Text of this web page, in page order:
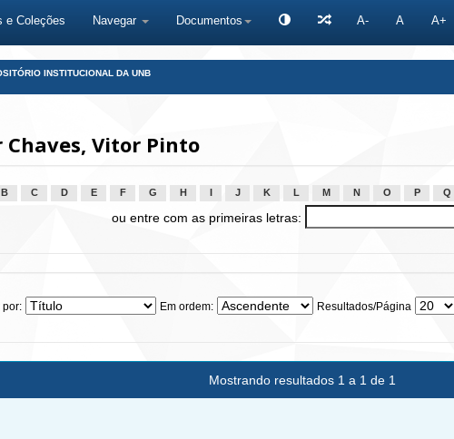
e Coleções Navegar Documentos A- A A+
INSTITUCIONAL DA UNB
Vitor Pinto
B C D E F G H J K L M N O P Q
ou entre com as primeiras letras:
por: Em ordem: Resultados/Página
Mostrando resultados 1 a 1 de 1